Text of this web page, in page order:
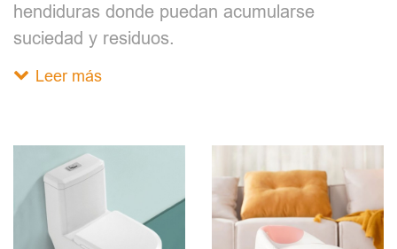
hendiduras donde puedan acumularse
suciedad y residuos.
Leer más